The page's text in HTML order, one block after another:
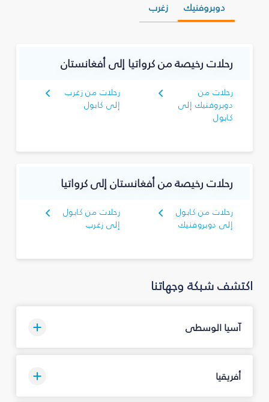
دوبروفنيك زغرب
رحلات رخيصة من كرواتيا إلى أفغانستان
رحلات من
دوبروفنيك إلى
كابول
رحلات من زغرب
إلى كابول
رحلات رخيصة من أفغانستان إلى كرواتيا
رحلات من كابول
إلى دوبروفنيك
رحلات من كابول
إلى زغرب
اكتشف شبكة وجهاتنا
آسيا الوسطى
أفريقيا